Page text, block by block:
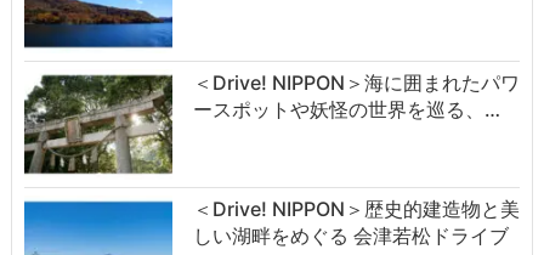
＜Drive! NIPPON＞海に囲まれたパワ
ースポットや妖怪の世界を巡る、…
＜Drive! NIPPON＞歴史的建造物と美
しい湖畔をめぐる 会津若松ドライブ